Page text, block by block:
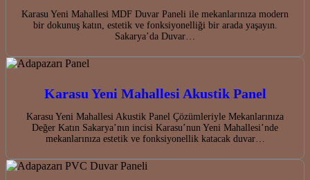
Karasu Yeni Mahallesi MDF Duvar Paneli ile mekanlarınıza modern
bir dokunuş katın, estetik ve fonksiyonelliği bir arada yaşayın.
Sakarya’da Duvar…
Karasu Yeni Mahallesi Akustik Panel
Karasu Yeni Mahallesi Akustik Panel Çözümleriyle Mekanlarınıza
Değer Katın Sakarya’nın incisi Karasu’nun Yeni Mahallesi’nde
mekanlarınıza estetik ve fonksiyonellik katacak duvar…